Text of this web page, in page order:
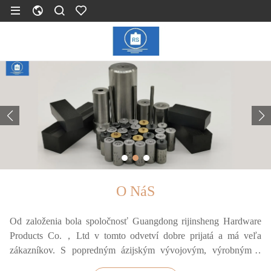
O NáS
Od založenia bola spoločnosť Guangdong rijinsheng Hardware
Products Co.，Ltd v tomto odvetví dobre prijatá a má veľa
zákazníkov. S popredným ázijským vývojovým, výrobným a